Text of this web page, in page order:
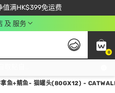
值满HK$399免运费
会员尽享独家优惠
输入 NEWAPP 即减$50
及 服务
0
鱼+鲭鱼- 猫罐头(80GX12) -